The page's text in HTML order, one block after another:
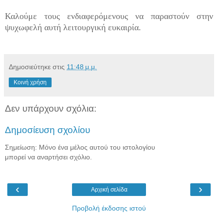
Καλούμε τους ενδιαφερόμενους να παραστούν στην
ψυχωφελή αυτή λειτουργική ευκαιρία.
Δημοσιεύτηκε στις 11:48 μ.μ.
Κοινή χρήση
Δεν υπάρχουν σχόλια:
Δημοσίευση σχολίου
Σημείωση: Μόνο ένα μέλος αυτού του ιστολογίου
μπορεί να αναρτήσει σχόλιο.
‹ ›
Αρχική σελίδα
Προβολή έκδοσης ιστού